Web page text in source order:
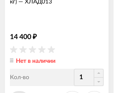
кг) — ХЛАД013
14 400 ₽
Нет в наличии
Кол-во